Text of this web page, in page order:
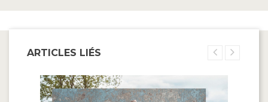
ARTICLES LIÉS